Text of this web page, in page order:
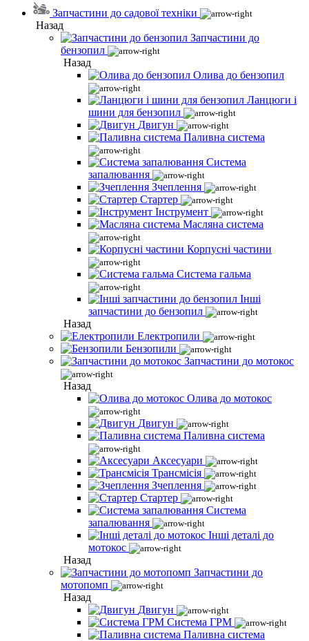
Запчастини до садової техніки
Назад
Запчастини до
бензопил
Назад
Олива до бензопил
Ланцюги і
шини для бензопил
Двигун
Паливна система
Система
запалювання
Зчеплення
Стартер
Інструмент
Масляна система
Корпусні частини
Система гальма
Інші
запчастини до бензопил
Назад
Електропили
Бензопили
Запчастини до мотокос
Назад
Олива до мотокос
Двигун
Паливна система
Аксесуари
Трансмісія
Зчеплення
Стартер
Система
запалювання
Інші деталі до
мотокос
Назад
Запчастини до
мотопомп
Назад
Двигун
Система ГРМ
Паливна система